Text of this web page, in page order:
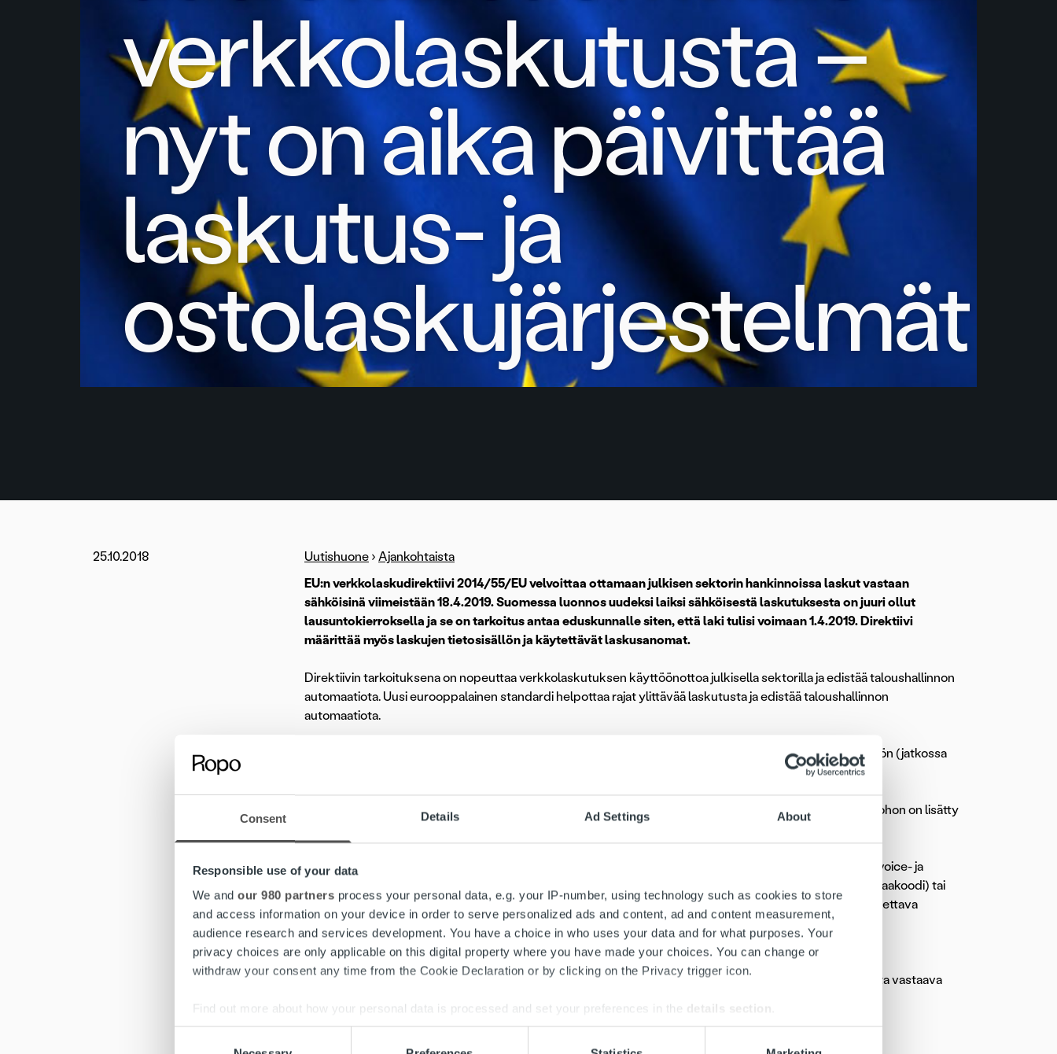
Consent Details Ad Settings About
Responsible use of your data
We and our 980 partners process your personal data, e.g. your IP-number, using technology such as cookies to store
and access information on your device in order to serve personalized ads and content, ad and content measurement,
audience research and services development. You have a choice in who uses your data and for what purposes. Your
privacy choices are only applicable on this digital property where you have made your choices. You can change or
withdraw your consent any time from the Cookie Declaration or by clicking on the Privacy trigger icon.
Find out more about how your personal data is processed and set your preferences in the details section
We use cookies to personalise content and ads, to provide social media features and to analyse our traffic. We also share
verkkolaskutusta –
nyt on aika päivittää
laskutus- ja
ostolaskujärjestelmät
25.10.2018 Uutishuone › Ajankohtaista
EU:n verkkolaskudirektiivi 2014/55/EU velvoittaa ottamaan julkisen sektorin hankinnoissa laskut vastaan
sähköisinä viimeistään 18.4.2019. Suomessa luonnos uudeksi laiksi sähköisestä laskutuksesta on juuri ollut
lausuntokierroksella ja se on tarkoitus antaa eduskunnalle siten, että laki tulisi voimaan 1.4.2019. Direktiivi
määrittää myös laskujen tietosisällön ja käytettävät laskusanomat.
Direktiivin tarkoituksena on nopeuttaa verkkolaskutuksen käyttöönottoa julkisella sektorilla ja edistää taloushallinnon
automaatiota. Uusi eurooppalainen standardi helpottaa rajat ylittävää laskutusta ja edistää taloushallinnon
automaatiota.
Eurooppalainen verkkolaskustandardi EN 16931-1:2017 määrittelee verkkolaskun semanttisen tietosisällön (jatkossa
”EN”) eli asettaa tiettyjä tietosisältövaatimuksia julkishallinnolle osoitetuille verkkolaskuille.
Suomessa käytetyistä verkkolaskuformaateista Finvoice ja TEAPPSXML onkin julkaistu uusi versio 3.0, johon on lisätty
Kaikki EN:n edellyttämät tiedot eivät ole uusia vaan niille on ollut paikka jo nykyisin käytössä olevissa Finvoice- ja
TEPPSXML-versioissa. EN:ssä on nyt kuitenkin voitu määritellä tieto pakolliseksi (esim. osoitetiedoissa maakoodi) tai
ohjeistettu, miten kyseisen tiedon arvo tulee muodostaa laskulla esitetyistä tiedoista (esim. laskun maksettava
loppusumma).
Muutamia esimerkkejä EN:n edellyttämistä pakollisista tiedoista:
– laskutusyksikkö ja hinnoitteluyksikkö on ilmoitettava myös UN/ECE:n mukaisena koodeina (esim ”kk”:ta vastaava